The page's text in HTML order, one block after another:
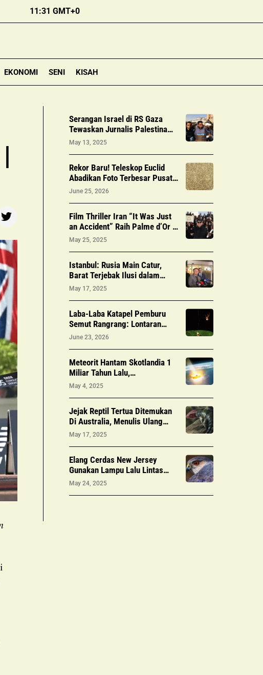
11:31 GMT+0
EKONOMI SENI KISAH
Serangan Israel di RS Gaza
Tewaskan Jurnalis Palestina
Hassan Eslaih
May 13, 2025
Rekor Baru! Teleskop Euclid
Abadikan Foto Terbesar Pusat
Bima Sakti Dengan 60 Juta
June 25, 2026
Film Thriller Iran “It Was Just
an Accident” Raih Palme d’Or di
Cannes
May 25, 2025
Istanbul: Rusia Main Catur,
Barat Terjebak Ilusi dalam
Perang Ukraina
May 17, 2025
Laba-Laba Katapel Pemburu
Semut Rangrang: Lontaran
Brutal 140 G dalam Sekejap
June 23, 2026
Meteorit Hantam Skotlandia 1
Miliar Tahun Lalu,
Mempengaruhi Kehidupan Awal
May 4, 2025
Jejak Reptil Tertua Ditemukan
Di Australia, Menulis Ulang
Garis Waktu Evolusi
May 17, 2025
Elang Cerdas New Jersey
Gunakan Lampu Lalu Lintas
untuk Berburu: Strategi Unik di
May 24, 2025